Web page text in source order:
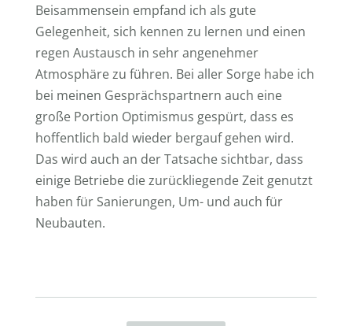
Beisammensein empfand ich als gute
Gelegenheit, sich kennen zu lernen und einen
regen Austausch in sehr angenehmer
Atmosphäre zu führen. Bei aller Sorge habe ich
bei meinen Gesprächspartnern auch eine
große Portion Optimismus gespürt, dass es
hoffentlich bald wieder bergauf gehen wird.
Das wird auch an der Tatsache sichtbar, dass
einige Betriebe die zurückliegende Zeit genutzt
haben für Sanierungen, Um- und auch für
Neubauten.